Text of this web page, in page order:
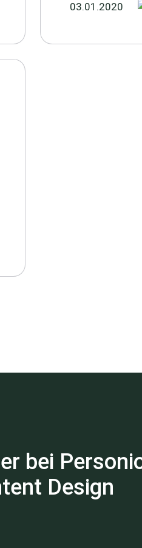
03.01.2020
bei
Design